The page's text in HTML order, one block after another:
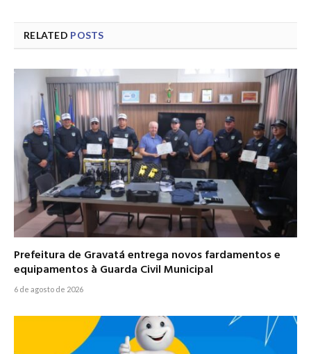
RELATED POSTS
Prefeitura de Gravatá entrega novos fardamentos e
equipamentos à Guarda Civil Municipal
6 de agosto de 2026